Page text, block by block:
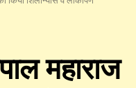
महाराज